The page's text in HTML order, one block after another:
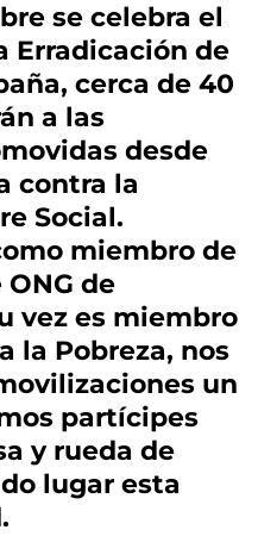
se celebra el
Erradicación de
cerca de 40
a las
desde
contra la
Social.
miembro de
de
vez es miembro
la Pobreza, nos
un
partícipes
y rueda de
lugar esta